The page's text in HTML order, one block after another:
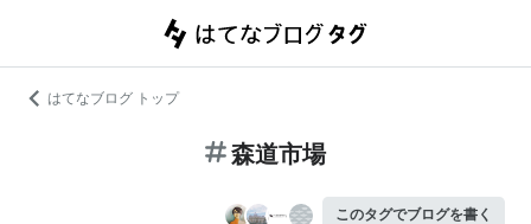
はてなブログ トップ
森道市場
このタグでブログを書く